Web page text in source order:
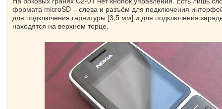
формата microSD – слева и разъём для подключения
для подключения гарнитуры [3,5 мм] и для подключения
находятся на верхнем торце.